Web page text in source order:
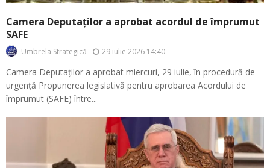
Camera Deputaților a aprobat acordul de împrumut
SAFE
Umbrela Strategică 29 iulie 2026 14:40
Camera Deputaților a aprobat miercuri, 29 iulie, în procedură de
urgență Propunerea legislativă pentru aprobarea Acordului de
împrumut (SAFE) între...